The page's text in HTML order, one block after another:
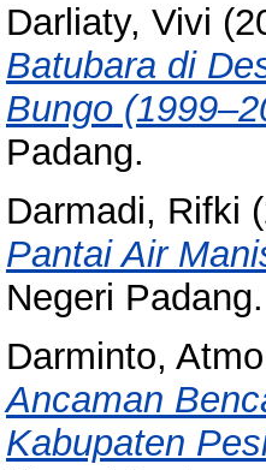
Darliaty, Vivi
Batubara di
Bungo
Padang.
Darmadi, Rifki
Pantai Air
Negeri Padang.
Darminto, Atmo
Ancaman
Kabupaten